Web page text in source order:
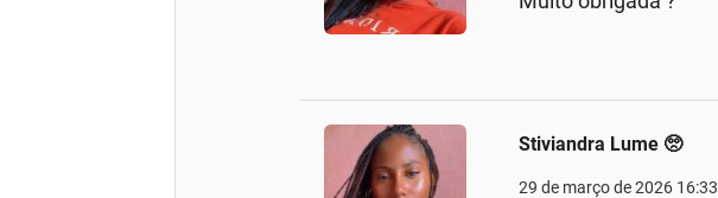
Stiviandra Lume 🥺
29 de março de 2026 16:33